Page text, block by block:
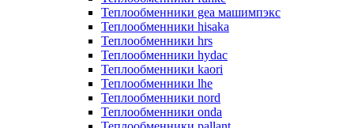
Теплообменники gea машимпэкс
Теплообменники hisaka
Теплообменники hrs
Теплообменники hydac
Теплообменники kaori
Теплообменники lhe
Теплообменники nord
Теплообменники onda